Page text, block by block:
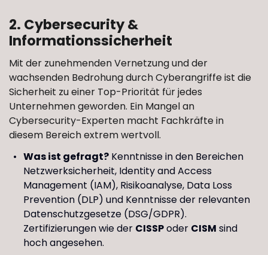
2. Cybersecurity &
Informationssicherheit
Mit der zunehmenden Vernetzung und der
wachsenden Bedrohung durch Cyberangriffe ist die
Sicherheit zu einer Top-Priorität für jedes
Unternehmen geworden. Ein Mangel an
Cybersecurity-Experten macht Fachkräfte in
diesem Bereich extrem wertvoll.
Was ist gefragt?Kenntnisse in den Bereichen
Netzwerksicherheit, Identity and Access
Management (IAM), Risikoanalyse, Data Loss
Prevention (DLP) und Kenntnisse der relevanten
Datenschutzgesetze (DSG/GDPR).
Zertifizierungen wie der CISSPoder CISM sind
hoch angesehen.